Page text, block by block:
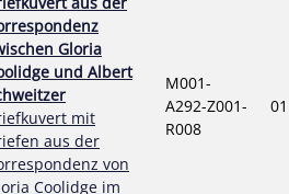
Gloria
und Albert
mit
aus der
von
Coolidge im
M001-
A292-Z001-
R008